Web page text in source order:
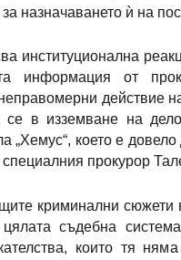
назначаването ѝ на
информация от
действие
се в изземване на
„Хемус“, което е
специалния прокурор
криминални сюжети
цялата съдебна
които тя